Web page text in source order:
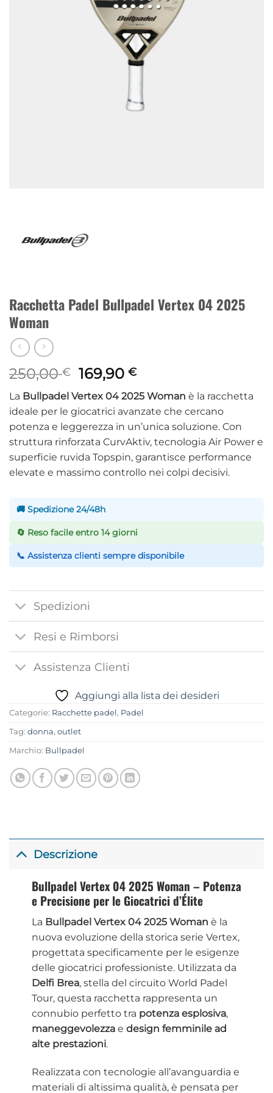
Racchetta Padel Bullpadel Vertex 04 2025
Woman
250,00€ Il
prezzo
originale
era:
250,00 €.
169,90€Il
prezzo
attuale
è:
169,90 €.
La Bullpadel Vertex 04 2025 Woman è la racchetta
ideale per le giocatrici avanzate che cercano
potenza e leggerezza in un’unica soluzione. Con
struttura rinforzata CurvAktiv, tecnologia Air Power e
superficie ruvida Topspin, garantisce performance
elevate e massimo controllo nei colpi decisivi.
🚚 Spedizione 24/48h
🔄 Reso facile entro 14 giorni
📞 Assistenza clienti sempre disponibile
Spedizioni
Resi e Rimborsi
Assistenza Clienti
Aggiungi alla lista dei desideri
Categorie: Racchette padel, Padel
Tag: donna, outlet
Marchio: Bullpadel
Descrizione
Bullpadel Vertex 04 2025 Woman – Potenza
e Precisione per le Giocatrici d’Élite
La Bullpadel Vertex 04 2025 Woman è la
nuova evoluzione della storica serie Vertex,
progettata specificamente per le esigenze
delle giocatrici professioniste. Utilizzata da
Delfi Brea, stella del circuito World Padel
Tour, questa racchetta rappresenta un
connubio perfetto tra potenza esplosiva,
maneggevolezzae design femminile ad
alte prestazioni.
Realizzata con tecnologie all’avanguardia e
materiali di altissima qualità, è pensata per